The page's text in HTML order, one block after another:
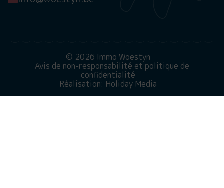
© 2026 Immo Woestyn
Avis de non-responsabilité et politique de
confidentialité
Réalisation: Holiday Media